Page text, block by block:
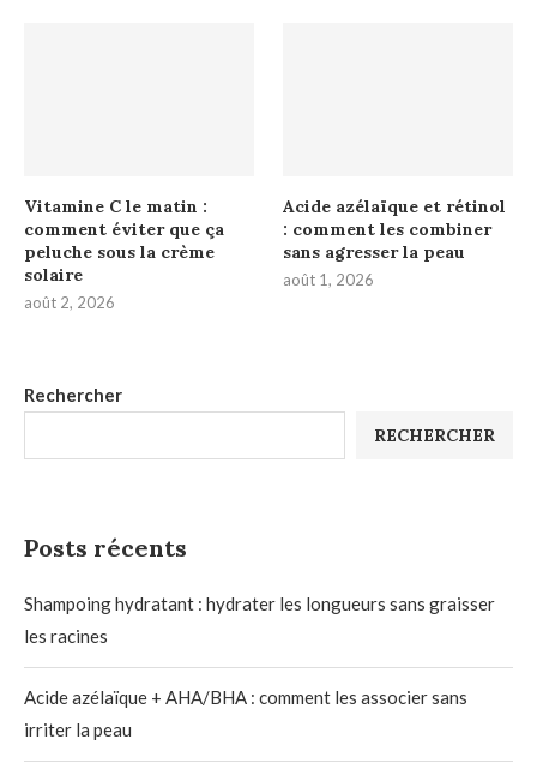
Rechercher
RECHERCHER
Posts récents
Shampoing hydratant : hydrater les longueurs sans graisser
les racines
Acide azélaïque + AHA/BHA : comment les associer sans
irriter la peau
Vitamine C le matin :
comment éviter que ça
peluche sous la crème
solaire
août 2, 2026
Acide azélaïque et rétinol
: comment les combiner
sans agresser la peau
août 1, 2026